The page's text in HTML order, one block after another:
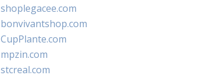
shoplegacee.com
bonvivantshop.com
CupPlante.com
mpzin.com
stcreal.com